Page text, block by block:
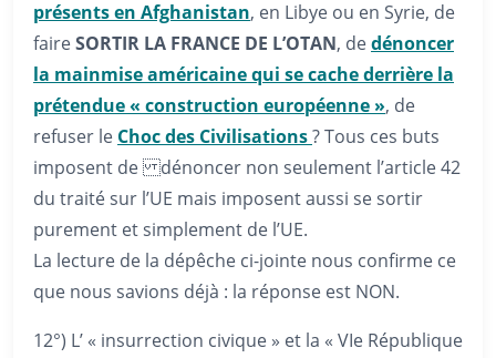
présents en Afghanistan, en Libye ou en Syrie, de
faireSORTIR LA FRANCE DE L’OTAN, dedénoncer
la mainmise américaine qui se cache derrière la
prétendue « construction européenne », de
refuser le Choc des Civilisations? Tous ces buts
imposent de dénoncer non seulement l’article 42
du traité sur l’UE mais imposent aussi se sortir
purement et simplement de l’UE.
La lecture de la dépêche ci-jointe nous confirme ce
que nous savions déjà : la réponse est NON.
12°) L’ « insurrection civique » et la « VIe République